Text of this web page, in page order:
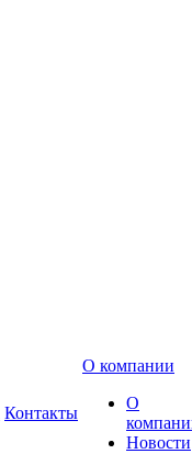
Контакты
О компании
О
Новости